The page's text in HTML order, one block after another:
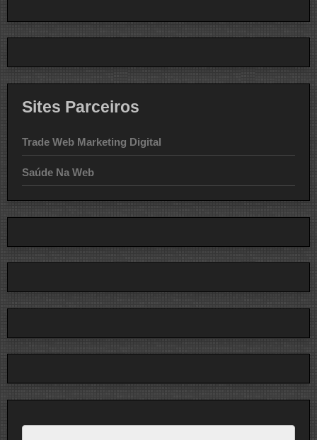
Sites Parceiros
Trade Web Marketing Digital
Saúde Na Web